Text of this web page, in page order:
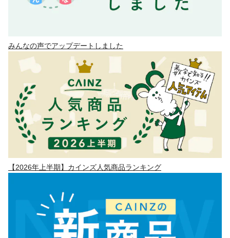
みんなの声でアップデートしました
【2026年上半期】カインズ人気商品ランキング